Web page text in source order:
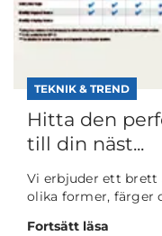
TEKNIK & TREND
Hitta den
till din näst...
Vi erbjuder ett
olika former, färger
Fortsätt läsa